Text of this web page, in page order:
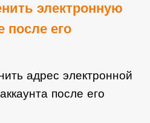
электронную
после его
адрес электронной
после его